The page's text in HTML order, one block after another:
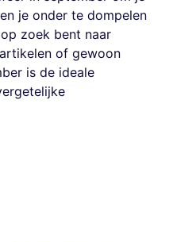
je onder te dompelen
zoek bent naar
of gewoon
is de ideale